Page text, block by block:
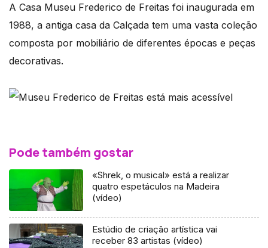
A Casa Museu Frederico de Freitas foi inaugurada em
1988, a antiga casa da Calçada tem uma vasta coleção
composta por mobiliário de diferentes épocas e peças
decorativas.
Pode também gostar
«Shrek, o musical» está a realizar
quatro espetáculos na Madeira
(vídeo)
Estúdio de criação artística vai
receber 83 artistas (vídeo)